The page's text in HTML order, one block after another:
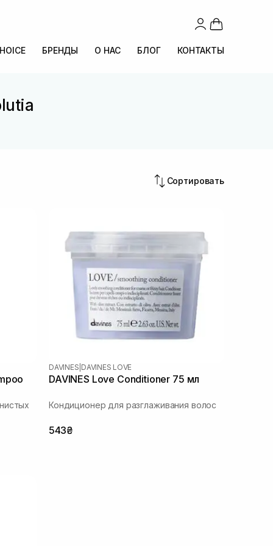
БРЕНДЫ О НАС БЛОГ КОНТАКТЫ
Сортировать
DAVINES DAVINES LOVE
DAVINES Love Conditioner 75 мл
Кондиционер для разглаживания волос
543₴